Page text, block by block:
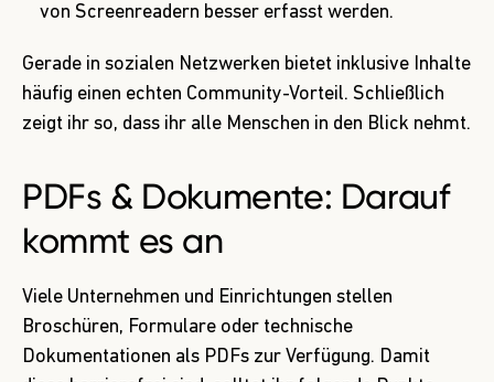
von Screenreadern besser erfasst werden.
Gerade in sozialen Netzwerken bietet inklusive Inhalte
häufig einen echten Community-Vorteil. Schließlich
zeigt ihr so, dass ihr alle Menschen in den Blick nehmt.
PDFs & Dokumente: Darauf
kommt es an
Viele Unternehmen und Einrichtungen stellen
Broschüren, Formulare oder technische
Dokumentationen als PDFs zur Verfügung. Damit